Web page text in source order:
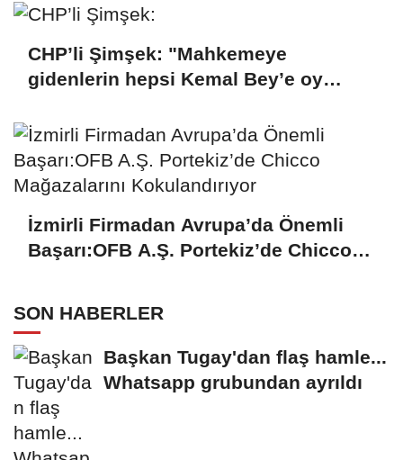
CHP’li Şimşek: "Mahkemeye
gidenlerin hepsi Kemal Bey’e oy
İzmirli Firmadan Avrupa’da Önemli
Başarı:OFB A.Ş. Portekiz’de Chicco
SON HABERLER
Başkan Tugay'dan flaş hamle...
Whatsapp grubundan ayrıldı